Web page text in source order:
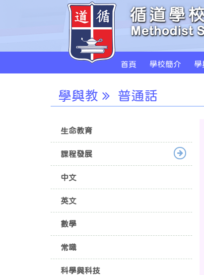
首頁 學校簡介 學
學與教 普通話
生命教育
課程發展
中文
英文
數學
常識
科學與科技